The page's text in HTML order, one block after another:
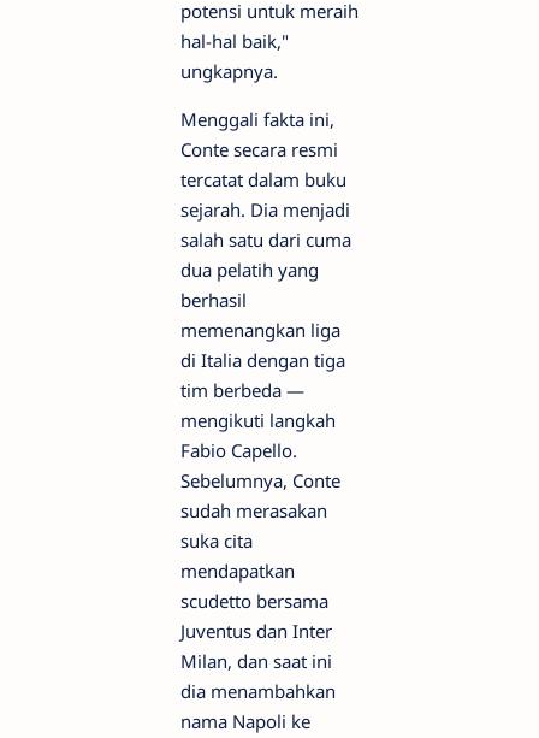
potensi untuk meraih
hal-hal baik,"
ungkapnya.
Menggali fakta ini,
Conte secara resmi
tercatat dalam buku
sejarah. Dia menjadi
salah satu dari cuma
dua pelatih yang
berhasil
memenangkan liga
di Italia dengan tiga
tim berbeda —
mengikuti langkah
Fabio Capello.
Sebelumnya, Conte
sudah merasakan
suka cita
mendapatkan
scudetto bersama
Juventus dan Inter
Milan, dan saat ini
dia menambahkan
nama Napoli ke